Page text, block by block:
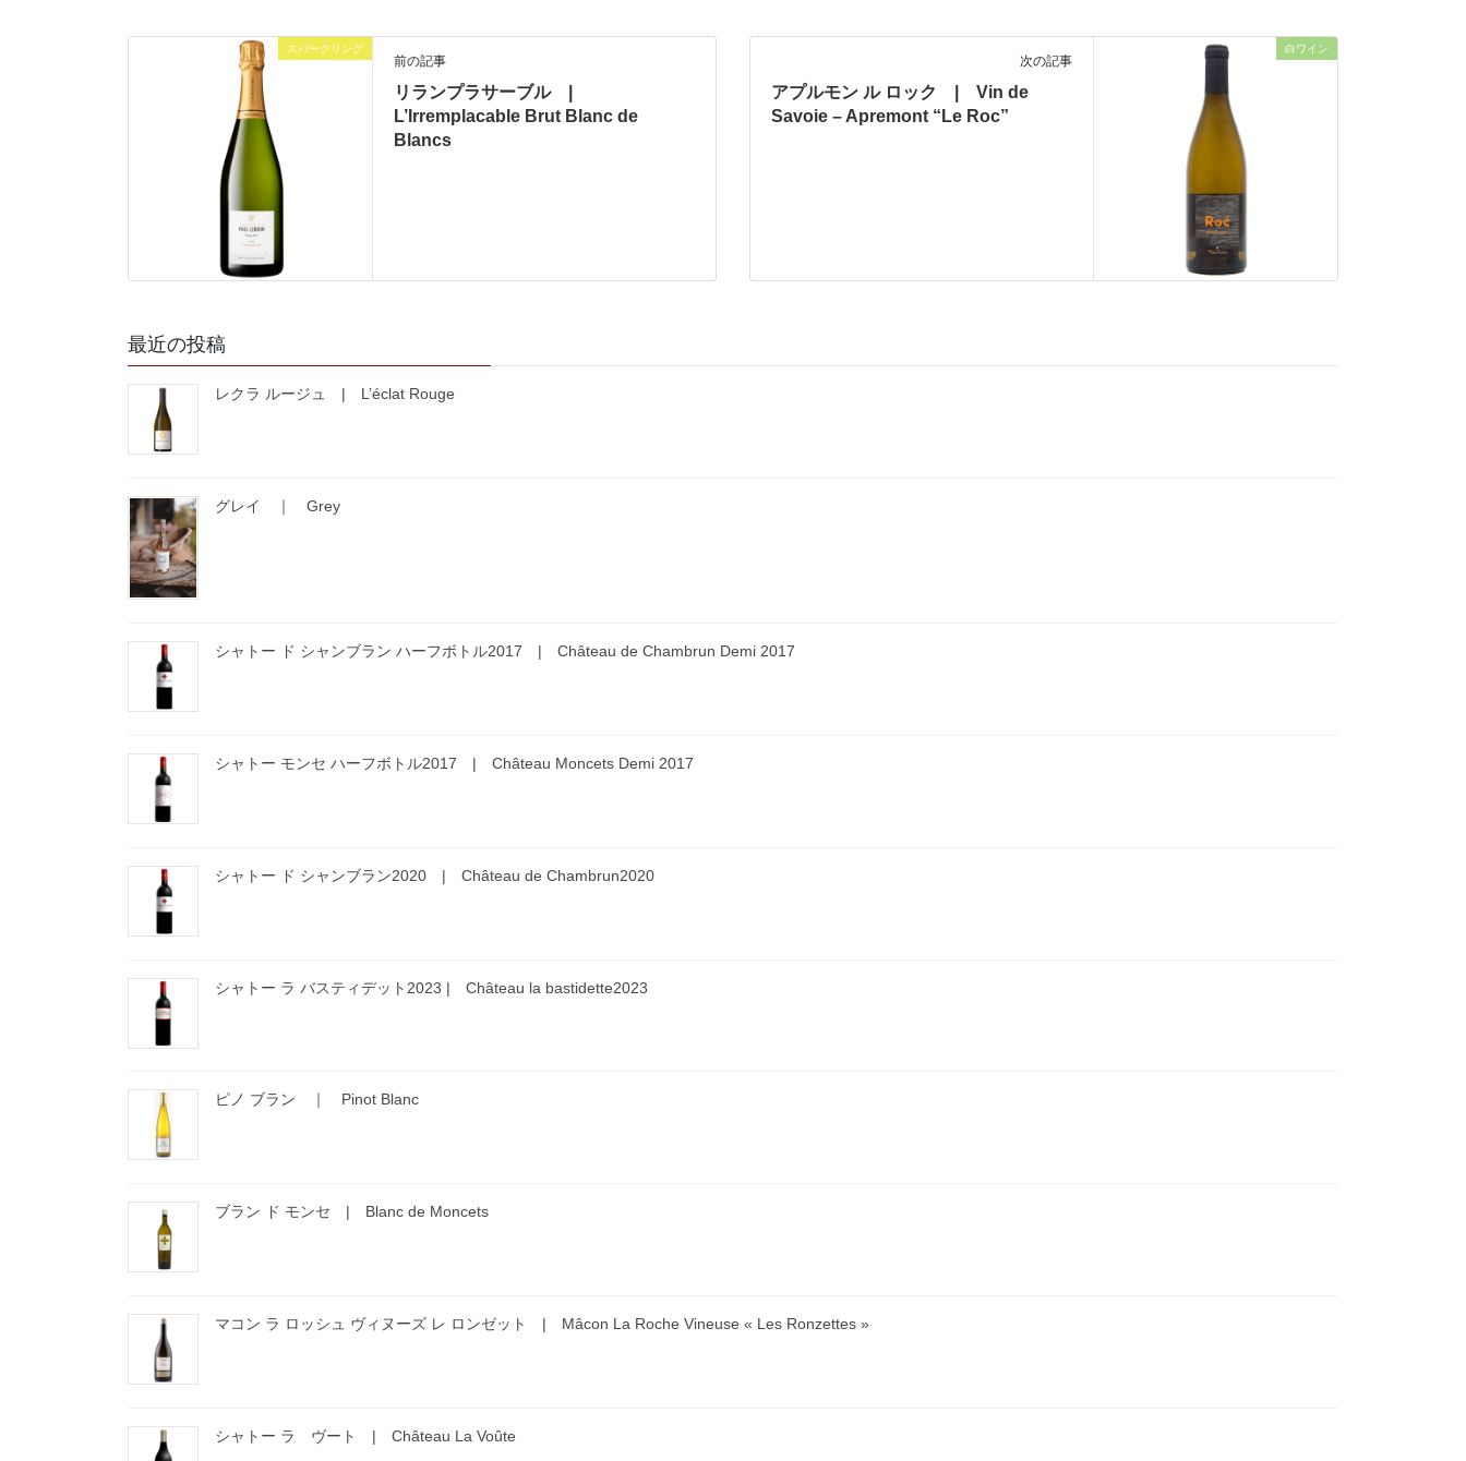
スパークリング
前の記事
リランプラサーブル |
L’Irremplacable Brut Blanc de
Blancs
白ワイン
次の記事
アプルモン ル ロック | Vin de
Savoie – Apremont “Le Roc”
最近の投稿
レクラ ルージュ | L’éclat Rouge
グレイ ｜ Grey
シャトー ド シャンブラン ハーフボトル2017 | Château de Chambrun Demi 2017
シャトー モンセ ハーフボトル2017 | Château Moncets Demi 2017
シャトー ド シャンブラン2020 | Château de Chambrun2020
シャトー ラ バスティデット2023 | Château la bastidette2023
ピノ ブラン ｜ Pinot Blanc
ブラン ド モンセ | Blanc de Moncets
マコン ラ ロッシュ ヴィヌーズ レ ロンゼット | Mâcon La Roche Vineuse « Les Ronzettes »
シャトー ラ ヴート | Château La Voûte